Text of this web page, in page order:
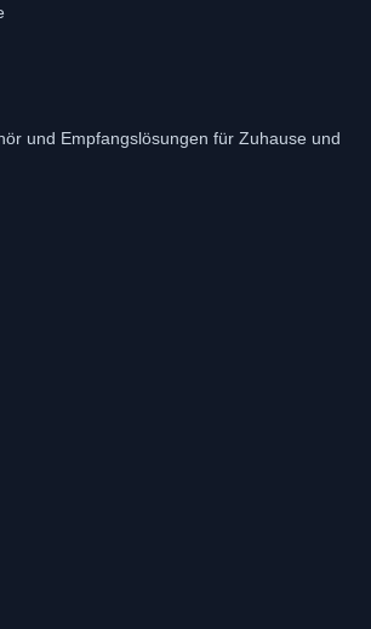
und Empfangslösungen für Zuhause und